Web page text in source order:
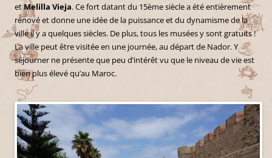
etMelilla Vieja. Ce fort datant du 15ème siècle a été entièrement
rénové et donne une idée de la puissance et du dynamisme de la
ville il y a quelques siècles. De plus, tous les musées y sont gratuits !
La ville peut être visitée en une journée, au départ de Nador. Y
séjourner ne présente que peu d’intérêt vu que le niveau de vie est
bien plus élevé qu’au Maroc.